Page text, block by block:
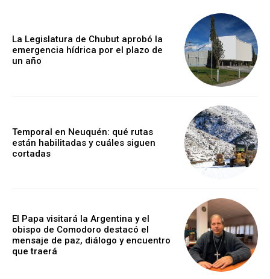
La Legislatura de Chubut aprobó la
emergencia hídrica por el plazo de
un año
Temporal en Neuquén: qué rutas
están habilitadas y cuáles siguen
cortadas
El Papa visitará la Argentina y el
obispo de Comodoro destacó el
mensaje de paz, diálogo y encuentro
que traerá